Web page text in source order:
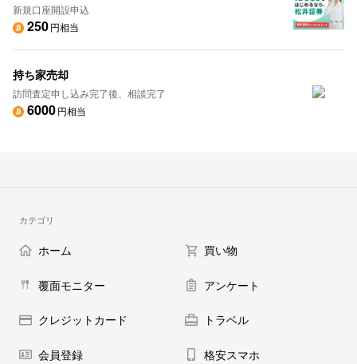
新規口座開設申込
250円相当
持ち家売却
訪問査定申し込み完了後、相談完了
6000円相当
カテゴリ
ホーム 買い物
覆面モニター アンケート
クレジットカード トラベル
会員登録 格安スマホ